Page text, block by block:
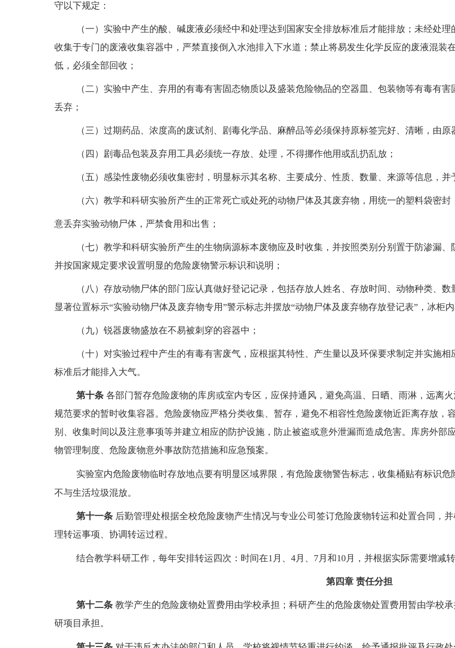
守以下规定：
（一）实验中产生的酸、碱废液必须经中和处理达到国家安全排放标准后才能排放；未经处
收集于专门的废液收集容器中，严禁直接倒入水池排入下水道；禁止将易发生化学反应的废液混装
低，必须全部回收；
（二）实验中产生、弃用的有毒有害固态物质以及盛装危险物品的空器皿、包装物等有毒有
丢弃；
（三）过期药品、浓度高的废试剂、剧毒化学品、麻醉品等必须保持原标签完好、清晰，由
（四）剧毒品包装及弃用工具必须统一存放、处理，不得挪作他用或乱扔乱放；
（五）感染性废物必须收集密封，明显标示其名称、主要成分、性质、数量、来源等信息，并
（六）教学和科研实验所产生的正常死亡或处死的动物尸体及其废弃物，用统一的塑料袋密
意丢弃实验动物尸体，严禁食用和出售；
（七）教学和科研实验所产生的生物病源标本废物应及时收集，并按照类别分别置于防渗漏
并按国家规定要求设置明显的危险废物警示标识和说明；
（八）存放动物尸体的部门应认真做好登记记录，包括存放人姓名、存放时间、动物种类、
显著位置标示“实验动物尸体及废弃物专用”警示标志并摆放“动物尸体及废弃物存放登记表”，冰柜
（九）锐器废物盛放在不易被刺穿的容器中；
（十）对实验过程中产生的有毒有害废气，应根据其特性、产生量以及环保要求制定并实施
标准后才能排入大气。
第十条 各部门暂存危险废物的库房或室内专区，应保持通风，避免高温、日晒、雨淋，远离
规范要求的暂时收集容器。危险废物应严格分类收集、暂存，避免不相容性危险废物近距离存放，
别、收集时间以及注意事项等并建立相应的防护设施，防止被盗或意外泄漏而造成危害。库房外部
物管理制度、危险废物意外事故防范措施和应急预案。
实验室内危险废物临时存放地点要有明显区域界限，有危险废物警告标志，收集桶贴有标识危
不与生活垃圾混放。
第十一条 后勤管理处根据全校危险废物产生情况与专业公司签订危险废物转运和处置合同，
理转运事项、协调转运过程。
结合教学科研工作，每年安排转运四次：时间在1 月、 4月、 7月和10月，并根据实际需要增减转
第四章 责任分担
第十二条 教学产生的危险废物处置费用由学校承担；科研产生的危险废物处置费用暂由学校
研项目承担。